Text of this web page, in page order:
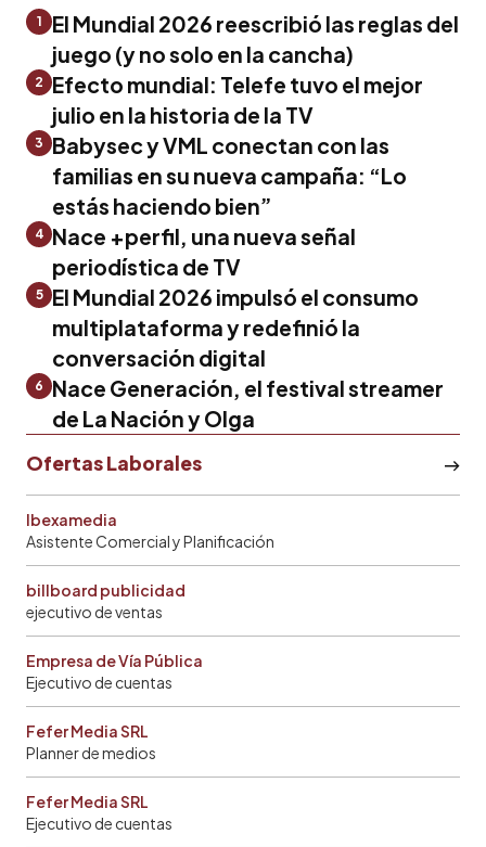
1
El Mundial 2026 reescribió las reglas del
juego (y no solo en la cancha)
2
Efecto mundial: Telefe tuvo el mejor
julio en la historia de la TV
3
Babysec y VML conectan con las
familias en su nueva campaña: “Lo
estás haciendo bien”
4 Nace +perfil, una nueva señal
periodística de TV
5
El Mundial 2026 impulsó el consumo
multiplataforma y redefinió la
conversación digital
6
Nace Generación, el festival streamer
de La Nación y Olga
Ofertas Laborales
Ibexamedia
Asistente Comercial y Planificación
billboard publicidad
ejecutivo de ventas
Empresa de Vía Pública
Ejecutivo de cuentas
Fefer Media SRL
Planner de medios
Fefer Media SRL
Ejecutivo de cuentas